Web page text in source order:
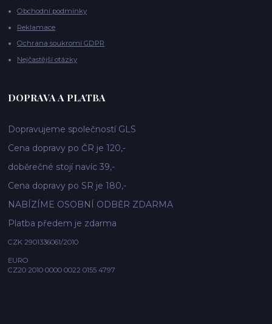
Obchodní podmínky
Reklamace
Ochrana soukromí GDPR
Nejčastější otázky
DOPRAVA A PLATBA
Dopravujeme společností GLS
Cena dopravy po ČR je 120,-
doběrečné stojí navíc 39,-
Cena dopravy po SR je 180,-
NABÍZÍME OSOBNÍ ODBĚR ZDARMA
Platba předem je zdarma
CZK 2901336061/2010
EURO
CZ20 2010 0000 0022 0155 4797